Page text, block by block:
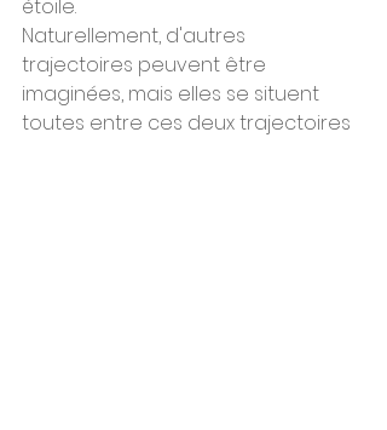
étoile.
Naturellement, d'autres
trajectoires peuvent être
imaginées, mais elles se situent
toutes entre ces deux trajectoires